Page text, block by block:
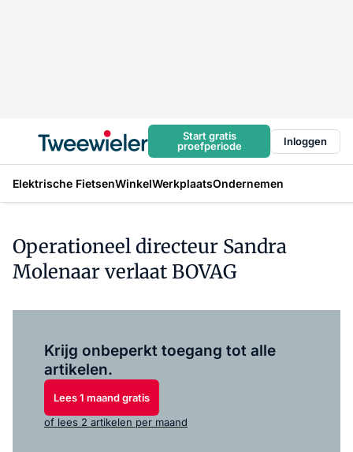
Start gratis
proefperiode
Inloggen
Elektrische FietsenWinkelWerkplaatsOndernemen
Operationeel directeur Sandra
Molenaar verlaat BOVAG
Krijg onbeperkt toegang tot alle
artikelen.
Lees 1 maand gratis
of lees 2 artikelen per maand